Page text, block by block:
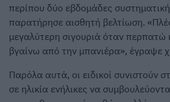
περίπου δύο εβδομάδες
παρατήρησε αισθητή βελτίωση.
μεγαλύτερη σιγουριά όταν περπατώ
βγαίνω από την μπανιέρα», έγραψε
Παρόλα αυτά, οι ειδικοί συνιστούν
σε ηλικία ενήλικες να